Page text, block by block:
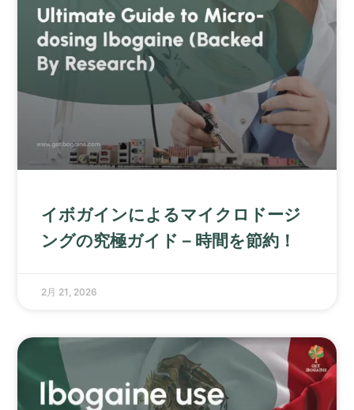
イボガインによるマイクロドージ
ングの究極ガイド – 時間を節約！
2月 21, 2026